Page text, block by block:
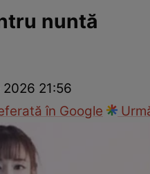
nuntă
2026 21:56
în Google